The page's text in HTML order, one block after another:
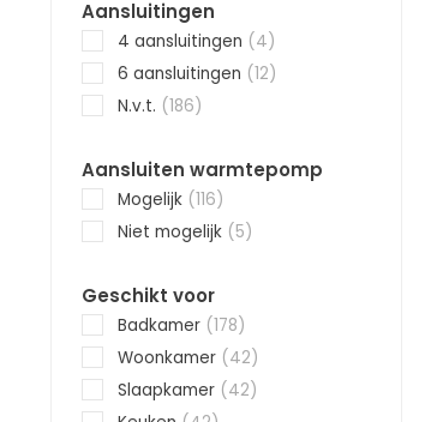
Aansluitingen
4 aansluitingen (4)
6 aansluitingen (12)
N.v.t. (186)
Aansluiten warmtepomp
Mogelijk (116)
Niet mogelijk (5)
Geschikt voor
Badkamer (178)
Woonkamer (42)
Slaapkamer (42)